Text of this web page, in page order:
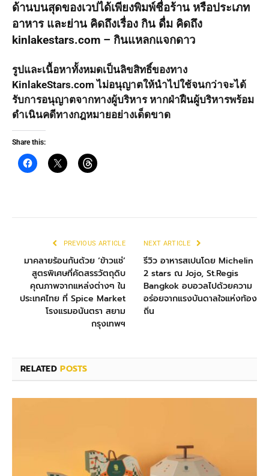
ด้านบนสุดของเวปได้เพียงพิมพ์ชื่อร้าน หรือประเภท
อาหาร และย่าน คิดถึงเรื่อง กิน ดื่ม คิดถึง
kinlakestars.com – กินแหลกแจกดาว
รูปและเนื้อหาทั้งหมดเป็นลิขสิทธิ์ของทาง
KinlakeStars.com ไม่อนุญาตให้นำไปใช้จนกว่าจะได้
รับการอนุญาตจากทางผู้บริหาร หากฝ่าฝืนผู้บริหารพร้อม
ดำเนินคดีทางกฎหมายอย่างเด็ดขาด
Share this:
PREVIOUS ARTICLE
มาคลายร้อนกันด้วย ‘ข้าวแช่’
สูตรพิเศษที่คัดสรรวัตถุดิบ
คุณภาพจากแหล่งต่างๆ ใน
ประเทศไทย ที่ Spice Market
โรงแรมอนันตรา สยาม
กรุงเทพฯ
NEXT ARTICLE
รีวิว อาหารสเปนโดย Michelin
2 stars ณ Jojo, St.Regis
Bangkok อบอวลไปด้วยความ
อร่อยจากแรงบันดาลใจแห่งท้อง
ถิ่น
RELATEDPOSTS